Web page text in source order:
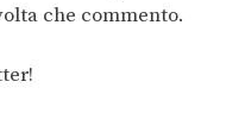
che commento.